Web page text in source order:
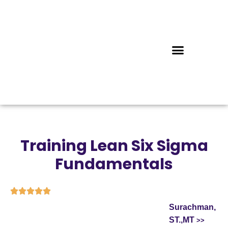
Training Lean Six Sigma
Fundamentals

Surachman,
ST.,MT